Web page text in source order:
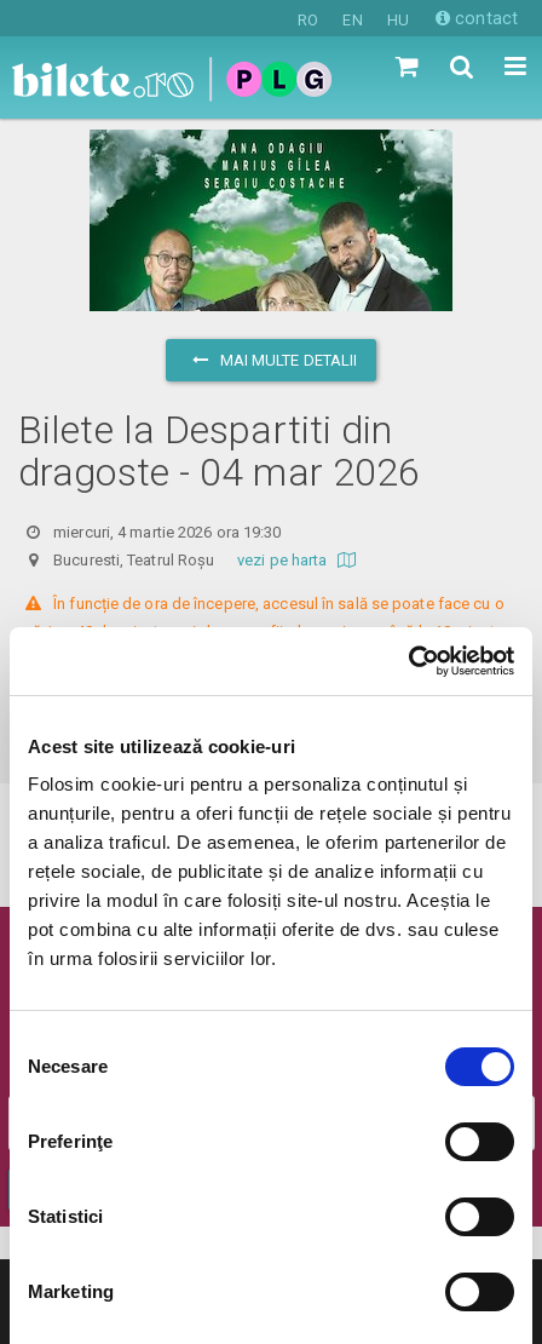
Acest site utilizează cookie-uri
Folosim cookie-uri pentru a personaliza conținutul și
anunțurile, pentru a oferi funcții de rețele sociale și pentru
a analiza traficul. De asemenea, le oferim partenerilor de
rețele sociale, de publicitate și de analize informații cu
privire la modul în care folosiți site-ul nostru. Aceștia le
pot combina cu alte informații oferite de dvs. sau culese
în urma folosirii serviciilor lor.
consimțământului
Necesare
Preferinţe
Statistici
Marketing
RO EN HU contact
MAI MULTE DETALII
Bilete la Despartiti din
dragoste - 04 mar 2026
miercuri, 4 martie 2026 ora 19:30
Bucuresti, Teatrul Roșu vezi pe harta
În funcție de ora de începere, accesul în sală se poate face cu o
oră / cu 40 de minute mai devreme, fiind permis cu până la 10 minute
înainte de spectacol. Așezarea se realizează la mese de 2 (nr. limitat), 3
Informații suplimentare, la nr. de telefon 0773 825 249.
Evenimentul a expirat.
Newsletter @ Bilete.ro
Email